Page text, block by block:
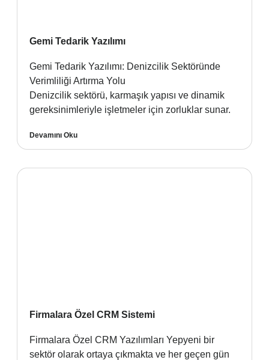
Gemi Tedarik Yazılımı
Gemi Tedarik Yazılımı: Denizcilik Sektöründe
Verimliliği Artırma Yolu
Denizcilik sektörü, karmaşık yapısı ve dinamik
gereksinimleriyle işletmeler için zorluklar sunar.
Devamını Oku
Firmalara Özel CRM Sistemi
Firmalara Özel CRM Yazılımları Yepyeni bir
sektör olarak ortaya çıkmakta ve her geçen gün